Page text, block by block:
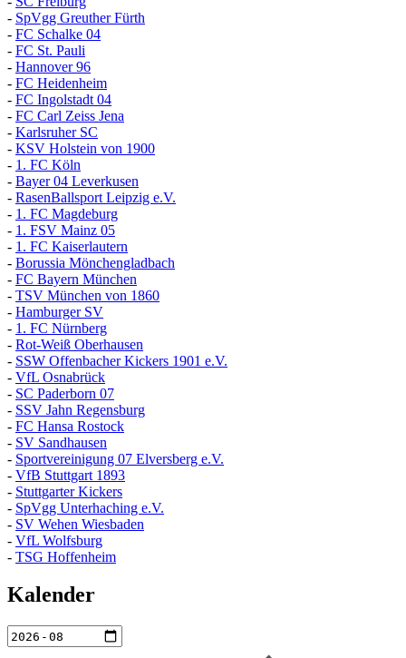
- SpVgg Greuther Fürth
- FC Schalke 04
- FC St. Pauli
- Hannover 96
- FC Heidenheim
- FC Ingolstadt 04
- FC Carl Zeiss Jena
- Karlsruher SC
- KSV Holstein von 1900
- 1. FC Köln
- Bayer 04 Leverkusen
- RasenBallsport Leipzig e.V.
- 1. FC Magdeburg
- 1. FSV Mainz 05
- 1. FC Kaiserlautern
- Borussia Mönchengladbach
- FC Bayern München
- TSV München von 1860
- Hamburger SV
- 1. FC Nürnberg
- Rot-Weiß Oberhausen
- SSW Offenbacher Kickers 1901 e.V.
- VfL Osnabrück
- SC Paderborn 07
- SSV Jahn Regensburg
- FC Hansa Rostock
- SV Sandhausen
- Sportvereinigung 07 Elversberg e.V.
- VfB Stuttgart 1893
- Stuttgarter Kickers
- SpVgg Unterhaching e.V.
- SV Wehen Wiesbaden
- VfL Wolfsburg
- TSG Hoffenheim
Kalender